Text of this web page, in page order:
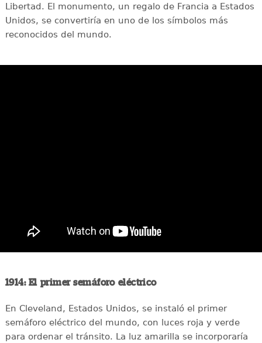
Libertad. El monumento, un regalo de Francia a Estados
Unidos, se convertiría en uno de los símbolos más
reconocidos del mundo.
1914: El primer semáforo eléctrico
En Cleveland, Estados Unidos, se instaló el primer
semáforo eléctrico del mundo, con luces roja y verde
para ordenar el tránsito. La luz amarilla se incorporaría